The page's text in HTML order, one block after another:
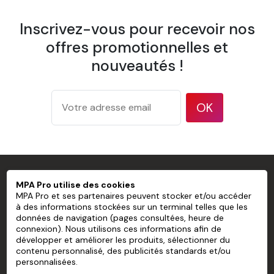
1 spatule à maroufler
1 pulvérisateur
Papier Peint Mural Pré-encollé Sans
PVC personnalisé
Grammage
test ISO 536
Épaisseur
177 microns/7 mil d'après la
méthode de test ISO 534
Opacité
94 % d'après la méthode de test
TAPPI T 425
Inscrivez-vous pour recevoir nos
offres promotionnelles et
nouveautés !
OK
PROFESSIONNEL
MPA PRO
NOS SERVICES
MPA Pro utilise des cookies
MPA Pro et ses partenaires peuvent stocker et/ou accéder
à des informations stockées sur un terminal telles que les
données de navigation (pages consultées, heure de
connexion). Nous utilisons ces informations afin de
développer et améliorer les produits, sélectionner du
contenu personnalisé, des publicités standards et/ou
personnalisées.